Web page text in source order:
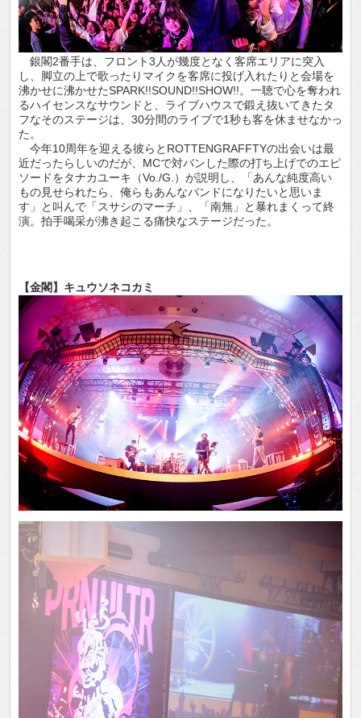
銀閣2番手は、フロント3人が幾度となく客席エリアに突入
し、脚立の上で歌ったりマイクを客席に投げ入れたりと会場を
沸かせに沸かせたSPARK!!SOUND!!SHOW!!。一聴で心を奪われ
るハイセンスなサウンドと、ライブハウスで鍛え抜いてきたタ
フなそのステージは、30分間のライブで1秒も客を休ませなかっ
た。
今年10周年を迎える彼らとROTTENGRAFFTYの出会いは最
近だったらしいのだが、MCで対バンした際の打ち上げでのエピ
ソードをタナカユーキ（Vo./G.）が説明し、「あんな純度高い
もの見せられたら、俺らもあんなバンドになりたいと思いま
す」と叫んで「スサシのマーチ」、「南無」と暴れまくって終
演。拍手喝采が沸き起こる痛快なステージだった。
【金閣】キュウソネコカミ